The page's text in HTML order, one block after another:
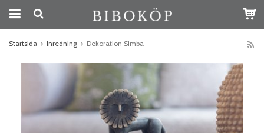
Startsida Inredning Dekoration Simba